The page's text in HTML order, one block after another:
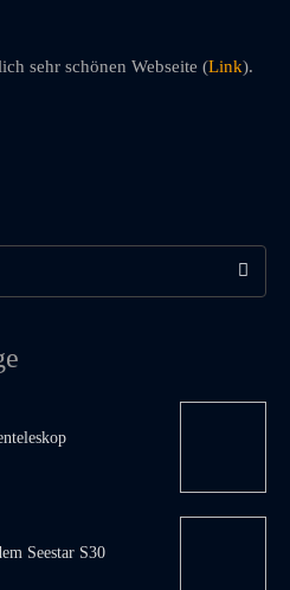
sehr schönen Webseite (Link).
Seestar S30